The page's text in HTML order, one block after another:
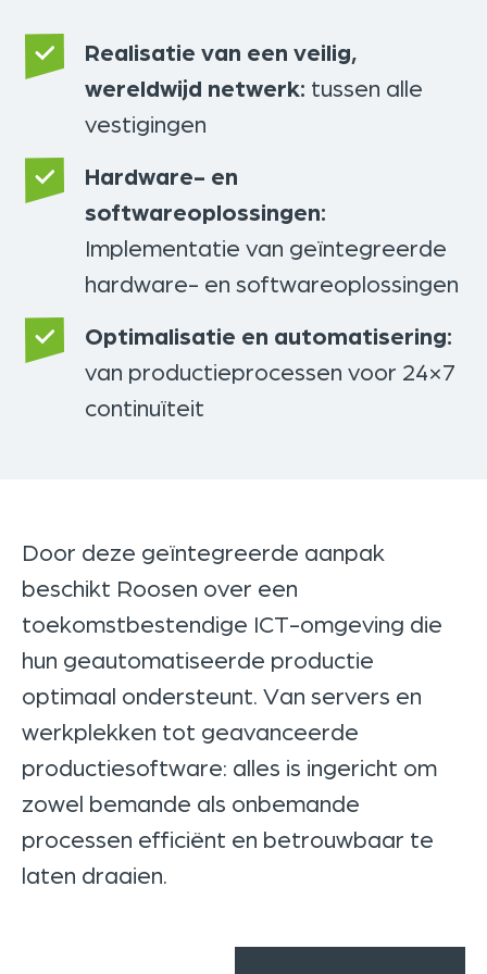
Realisatie van een veilig,
wereldwijd netwerk: tussen alle
vestigingen
Hardware- en
softwareoplossingen:
Implementatie van geïntegreerde
hardware- en softwareoplossingen
Optimalisatie en automatisering:
van productieprocessen voor 24×7
continuïteit
Door deze geïntegreerde aanpak
beschikt Roosen over een
toekomstbestendige ICT-omgeving die
hun geautomatiseerde productie
optimaal ondersteunt. Van servers en
werkplekken tot geavanceerde
productiesoftware: alles is ingericht om
zowel bemande als onbemande
processen efficiënt en betrouwbaar te
laten draaien.